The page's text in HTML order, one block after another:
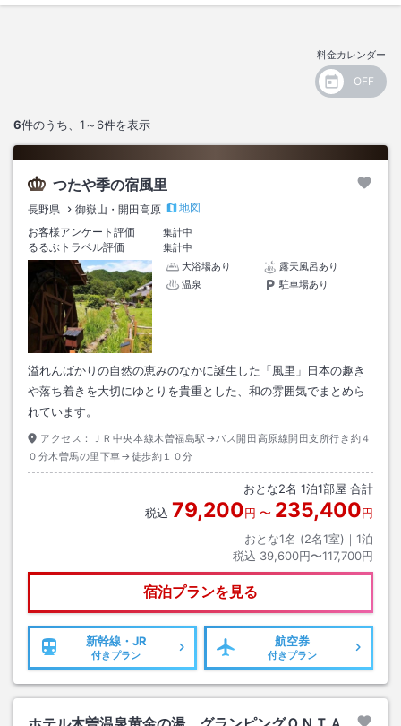
料金カレンダー
6件のうち、 1～6件を表示
つたや季の宿風里
長野県 御嶽山・開田高原
地図
お客様アンケート評価
集計中
るるぶトラベル評価
集計中
大浴場あり
露天風呂あり
温泉
駐車場あり
溢れんばかりの自然の恵みのなかに誕生した「風里」日本の趣き
や落ち着きを大切にゆとりを貴重とした、和の雰囲気でまとめら
れています。
アクセス：
ＪＲ中央本線木曽福島駅→バス開田高原線開田支所行き約４
０分木曽馬の里下車→徒歩約１０分
おとな2名 1泊1部屋 合計
税込 79,200円 〜 235,400円
おとな1名 (2名1室)｜ 1泊
税込 39,600円〜117,700円
宿泊プランを見る
新幹線・JR
付きプラン
航空券
付きプラン